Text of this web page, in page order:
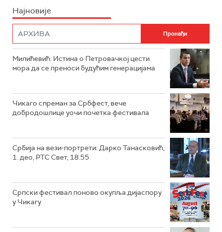
Најновије
Милићевић: Истина о Петровачкој цести
мора да се преноси будућим генерацијама
Чикаго спреман за Србфест, вече
добродошлице уочи почетка фестивала
Србија на вези-портрети: Дарко Танасковић,
1. део, РТС Свет, 18.55
Српски фестивал поново окупља дијаспору
у Чикагу